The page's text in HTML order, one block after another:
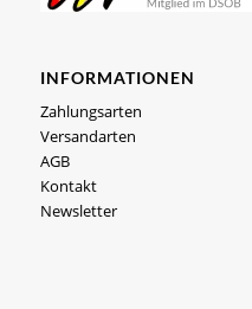
INFORMATIONEN
Zahlungsarten
Versandarten
AGB
Kontakt
Newsletter